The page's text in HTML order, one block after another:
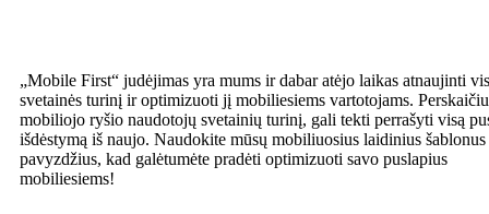
„Mobile First“ judėjimas yra mums ir dabar atėjo laikas atnaujinti
svetainės turinį ir optimizuoti jį mobiliesiems vartotojams.
mobiliojo ryšio naudotojų svetainių turinį, gali tekti perrašyti visą
išdėstymą iš naujo. Naudokite mūsų mobiliuosius laidinius
pavyzdžius, kad galėtumėte pradėti optimizuoti savo puslapius
mobiliesiems!